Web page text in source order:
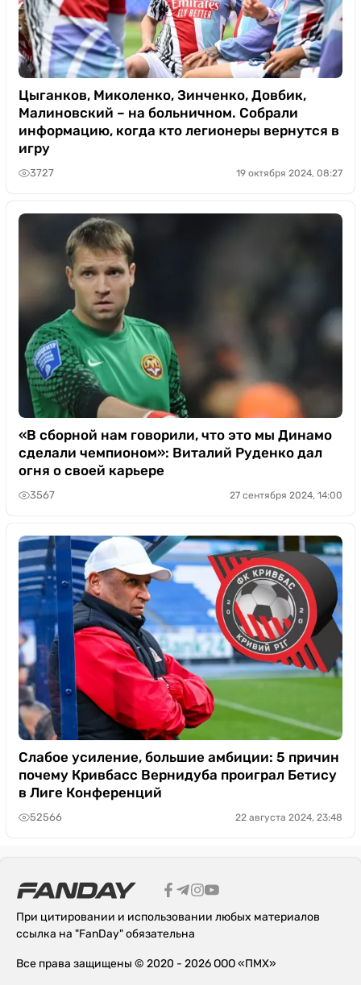
Цыганков, Миколенко, Зинченко, Довбик,
Малиновский – на больничном. Собрали
информацию, когда кто легионеры вернутся в
игру
3727 19 октября 2024, 08:27
«В сборной нам говорили, что это мы Динамо
сделали чемпионом»: Виталий Руденко дал
огня о своей карьере
3567 27 сентября 2024, 14:00
Слабое усиление, большие амбиции: 5 причин
почему Кривбасс Вернидуба проиграл Бетису
в Лиге Конференций
52566 22 августа 2024, 23:48
При цитировании и использовании любых материалов
ссылка на "FanDay" обязательна
Все права защищены © 2020 - 2026 ООО «ПМХ»